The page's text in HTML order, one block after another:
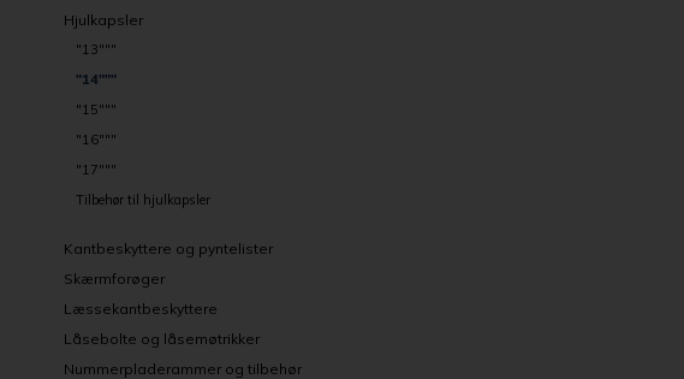
Hjulkapsler
"13"""
"14"""
"15"""
"16"""
"17"""
Tilbehør til hjulkapsler
Kantbeskyttere og pyntelister
Skærmforøger
Læssekantbeskyttere
Låsebolte og låsemøtrikker
Nummerpladerammer og tilbehør